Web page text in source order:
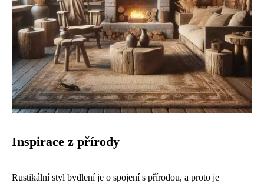
Inspirace z přírody
Rustikální styl bydlení je o spojení s přírodou, a proto je